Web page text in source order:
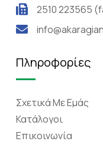
2510 223565
Πληροφορίες
Σχετικά Mε Eμάς
Κατάλογοι
Επικοινωνία